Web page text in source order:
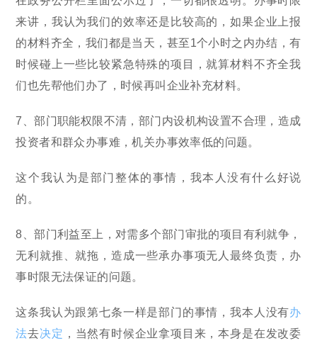
来讲，我认为我们的效率还是比较高的，如果企业上报
的材料齐全，我们都是当天，甚至1个小时之内办结，有
时候碰上一些比较紧急特殊的项目，就算材料不齐全我
们也先帮他们办了，时候再叫企业补充材料。
7、部门职能权限不清，部门内设机构设置不合理，造成
投资者和群众办事难，机关办事效率低的问题。
这个我认为是部门整体的事情，我本人没有什么好说
的。
8、部门利益至上，对需多个部门审批的项目有利就争，
无利就推、就拖，造成一些承办事项无人最终负责，办
事时限无法保证的问题。
这条我认为跟第七条一样是部门的事情，我本人没有办
法去决定 ，当然有时候企业拿项目来，本身是在发改委